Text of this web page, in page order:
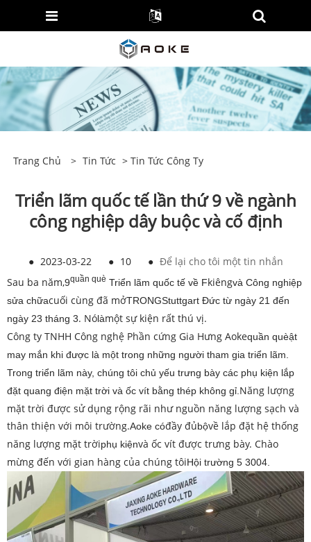
Trang Chủ > Tin Tức > Tin Tức Công Ty
Triển lãm quốc tế lần thứ 9 về ngành
công nghiệp dây buộc và cố định
● 2023-03-22 ● 10 ● Để lại cho tôi một tin nhắn
Sau ba năm,9quần què Triển lãm quốc tế về Fkiêngvà Công nghiệp
sửa chữacuối cùng đã mởTRONGStuttgart Đức từ ngày 21 đến
ngày 23 tháng 3. Nólàmột sự kiện rất thú vị.
Công ty TNHH Công nghệ Phần cứng Gia Hưng Aokequần quèật
may mắn khi được là một trong những người tham gia triển lãm.
Trong triển lãm này, chúng tôi chủ yếu trưng bày các phụ kiện lắp
đặt quang điện mặt trời và ốc vít bằng thép không gỉ. Năng lượng
mặt trời được sử dụng rộng rãi như nguồn năng lượng sạch và
thân thiện với môi trường.Aoke cóđầy đủbộvề lắp đặt hệ thống
năng lượng mặt trờiphụ kiệnvà ốc vít được trưng bày. Chào
mừng đến với gian hàng của chúng tôiHội trường 5 3004.